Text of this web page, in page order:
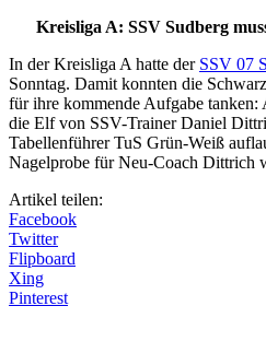
Kreisliga A: SSV Sudberg
In der Kreisliga A hatte der SSV 07
Sonntag. Damit konnten die
für ihre kommende Aufgabe tanken:
die Elf von SSV-Trainer Daniel
Tabellenführer TuS Grün-Weiß
Nagelprobe für Neu-Coach Dittrich
Artikel teilen:
Facebook
Twitter
Flipboard
Xing
Pinterest